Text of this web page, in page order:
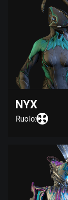
NYX
Ruolo: